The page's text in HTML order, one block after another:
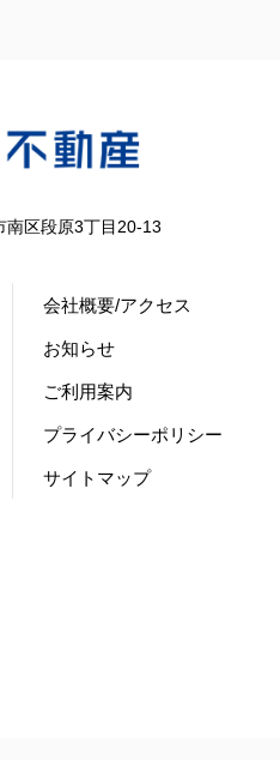
南区段原3丁目20-13
会社概要/アクセス
お知らせ
ご利用案内
プライバシーポリシー
サイトマップ